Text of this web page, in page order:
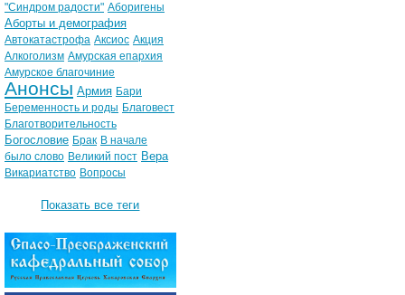
"Синдром радости" Аборигены
Аборты и демография
Автокатастрофа Аксиос Акция
Алкоголизм Амурская епархия
Амурское благочиние
Анонсы Армия Бари
Беременность и роды Благовест
Благотворительность
Богословие Брак В начале
было слово Великий пост Вера
Викариатство Вопросы
Показать все теги